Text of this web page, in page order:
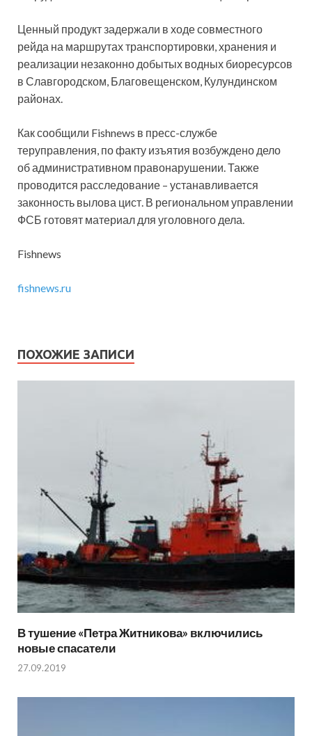
Ценный продукт задержали в ходе совместного
рейда на маршрутах транспортировки, хранения и
реализации незаконно добытых водных биоресурсов
в Славгородском, Благовещенском, Кулундинском
районах.
Как сообщили Fishnews в пресс-службе
теруправления, по факту изъятия возбуждено дело
об административном правонарушении. Также
проводится расследование – устанавливается
законность вылова цист. В региональном управлении
ФСБ готовят материал для уголовного дела.
Fishnews
fishnews.ru
ПОХОЖИЕ ЗАПИСИ
В тушение «Петра Житникова» включились
новые спасатели
27.09.2019